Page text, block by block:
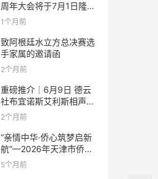
周年大会将于7月1日隆重
举行
1个月前
致阿根廷水立方总决赛选
手家属的邀请函
2个月前
重磅推介｜6月9日 德云
社布宜诺斯艾利斯相声专
场！国风曲艺邂逅南美风
结！
2个月前
“亲情中华·侨心筑梦启新
航”—2026年天津市侨界
新春联谊活动成功举办
5个月前